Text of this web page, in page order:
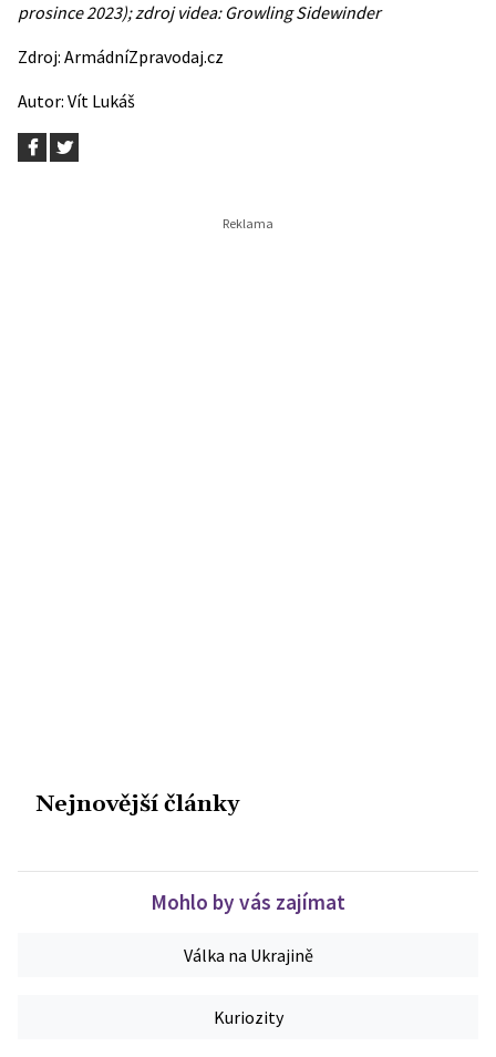
prosince 2023); zdroj videa: Growling Sidewinder
Zdroj: ArmádníZpravodaj.cz
Autor: Vít Lukáš
Nejnovější články
Mohlo by vás zajímat
Válka na Ukrajině
Kuriozity